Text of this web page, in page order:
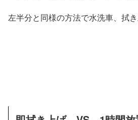
左半分と同様の方法で水洗車、拭き